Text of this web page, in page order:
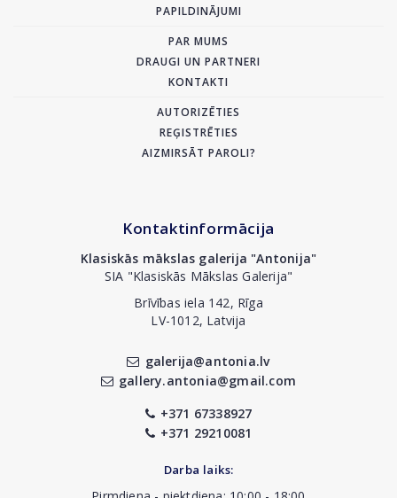
PAPILDINĀJUMI
PAR MUMS
DRAUGI UN PARTNERI
KONTAKTI
AUTORIZĒTIES
REĢISTRĒTIES
AIZMIRSĀT PAROLI?
Kontaktinformācija
Klasiskās mākslas galerija "Antonija"
SIA "Klasiskās Mākslas Galerija"
Brīvības iela 142, Rīga
LV-1012, Latvija
galerija@antonia.lv
gallery.antonia@gmail.com
+371 67338927
+371 29210081
Darba laiks: